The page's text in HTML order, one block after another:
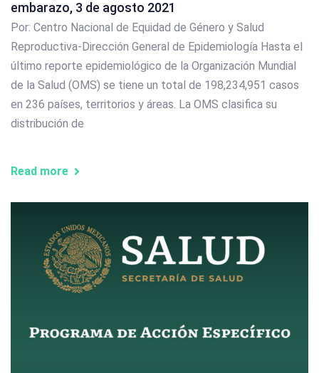
embarazo, 3 de agosto 2021
Por: Centro Nacional de Equidad de Género y Salud
Reproductiva-Dirección General de Epidemiología Hasta el
último reporte epidemiológico de la Organización Mundial
de la Salud (OMS) se tiene un total de 198,234,951 casos
en 236 países, territorios y áreas. La OMS clasifica su
distribución de
Read more